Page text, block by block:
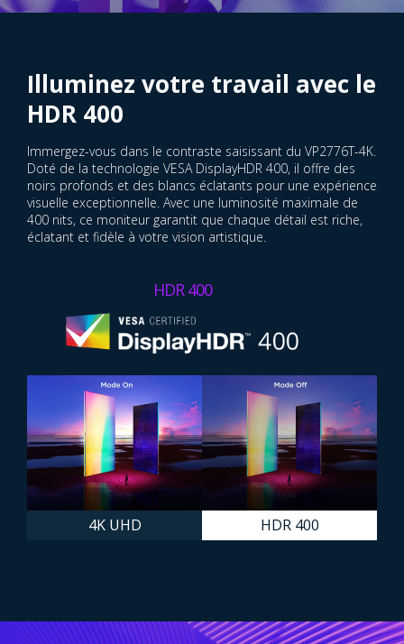
Visualisez chaque détail avec
une précision 4K
Obtenez une précision de niveau professionnel grâce à
l'écran de résolution 4K UHD du VP2776T-4K. Avec plus de
huit millions de pixels, soit quatre fois plus que les écrans
Full HD, il vous permet d'affiner chaque détail et de donner
vie à votre vision avec une luminosité intense.
Illuminez votre travail avec le
HDR 400
Immergez-vous dans le contraste saisissant du VP2776T-4K.
Doté de la technologie VESA DisplayHDR 400, il offre des
noirs profonds et des blancs éclatants pour une expérience
visuelle exceptionnelle. Avec une luminosité maximale de
400 nits, ce moniteur garantit que chaque détail est riche,
éclatant et fidèle à votre vision artistique.
HDR 400
4K UHD HDR 400